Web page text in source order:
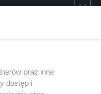
oraz inne
dostęp i